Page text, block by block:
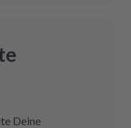
Deine